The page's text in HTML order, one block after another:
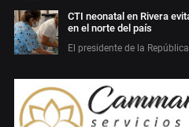
CTI neonatal en Rivera
en el norte del país
El presidente de la